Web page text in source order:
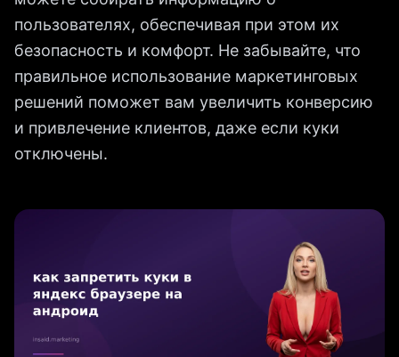
пользователях, обеспечивая при этом их
безопасность и комфорт. Не забывайте, что
правильное использование маркетинговых
решений поможет вам увеличить конверсию
и привлечение клиентов, даже если куки
отключены.